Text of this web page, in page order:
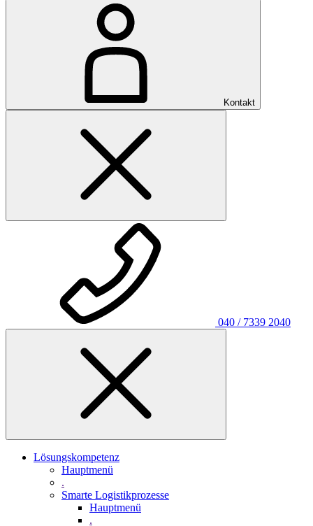
Kontakt
040 / 7339 2040
Lösungskompetenz
Hauptmenü
.
Smarte Logistikprozesse
Hauptmenü
.